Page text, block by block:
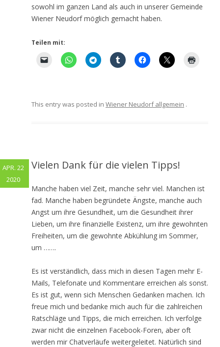
sowohl im ganzen Land als auch in unserer Gemeinde
Wiener Neudorf möglich gemacht haben.
Teilen mit:
This entry was posted in Wiener Neudorf allgemein .
Vielen Dank für die vielen Tipps!
Manche haben viel Zeit, manche sehr viel. Manchen ist
fad. Manche haben begründete Ängste, manche auch
Angst um ihre Gesundheit, um die Gesundheit ihrer
Lieben, um ihre finanzielle Existenz, um ihre gewohnten
Freiheiten, um die gewohnte Abkühlung im Sommer,
um …….
Es ist verständlich, dass mich in diesen Tagen mehr E-
Mails, Telefonate und Kommentare erreichen als sonst.
Es ist gut, wenn sich Menschen Gedanken machen. Ich
freue mich und bedanke mich auch für die zahlreichen
Ratschläge und Tipps, die mich erreichen. Ich verfolge
zwar nicht die einzelnen Facebook-Foren, aber oft
werden mir Chatverläufe weitergeleitet. Natürlich sind
APR. 22
2020